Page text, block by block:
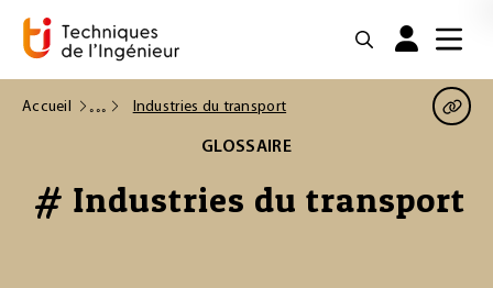
Accueil Industries du transport
GLOSSAIRE
# Industries du transport